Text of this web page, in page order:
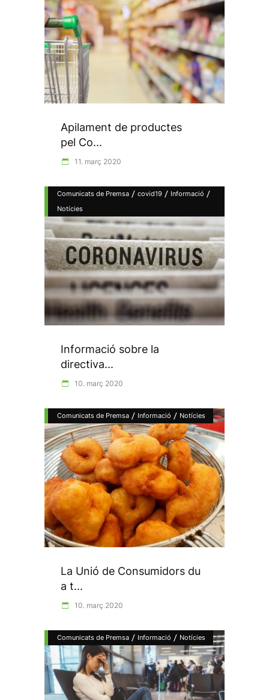
Apilament de productes
pel Co...
11. març 2020
Comunicats de Premsa / covid19 / Informació /
Notícies
Informació sobre la
directiva...
10. març 2020
Comunicats de Premsa / Informació / Notícies
La Unió de Consumidors du
a t...
10. març 2020
Comunicats de Premsa / Informació / Notícies